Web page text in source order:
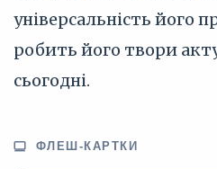
універсальність його
робить його твори
сьогодні.
ФЛЕШ-КАРТКИ